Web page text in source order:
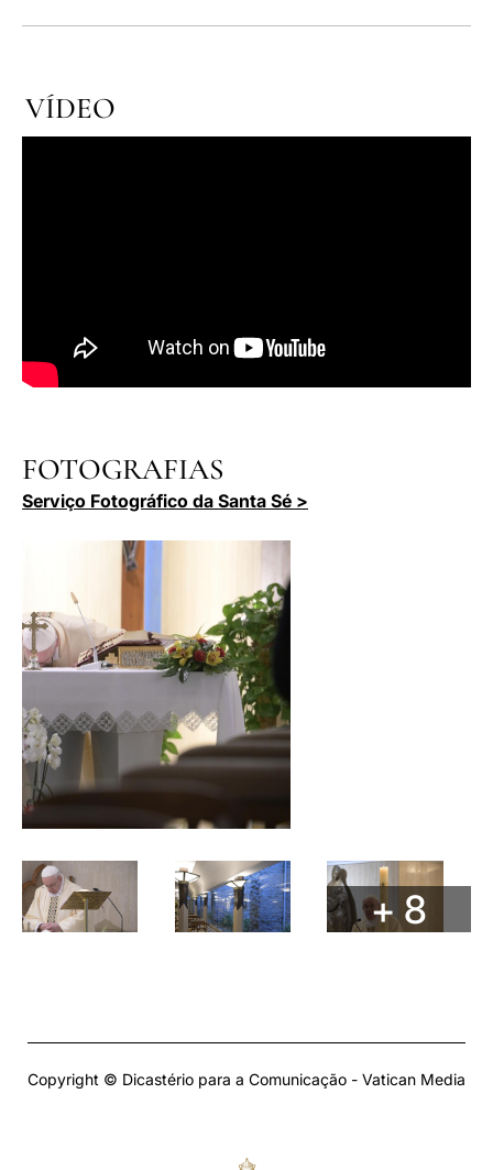
VÍDEO
FOTOGRAFIAS
Serviço Fotográfico da Santa Sé >
+ 8
Copyright © Dicastério para a Comunicação - Vatican Media